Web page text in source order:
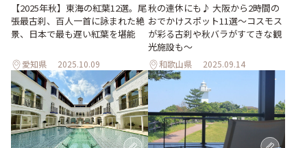
【2025年秋】東海の紅葉12選。尾
張最古刹、百人一首に詠まれた絶
景、日本で最も遅い紅葉を堪能
愛知県 2025.10.09
秋の連休にも♪ 大阪から2時間の
おでかけスポット11選～コスモス
が彩る古刹や秋バラがすてきな観
光施設も～
和歌山県 2025.09.14